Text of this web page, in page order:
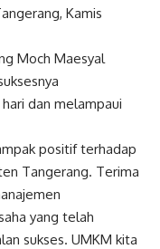
Kamis
Moch Maesyal
dan melampaui
positif terhadap
Tangerang. Terima
yang telah
sukses. UMKM kita